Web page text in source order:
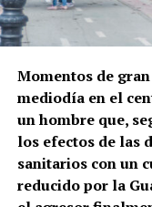
Momentos de
mediodía en el
un hombre que,
los efectos de las
sanitarios con un
reducido por la